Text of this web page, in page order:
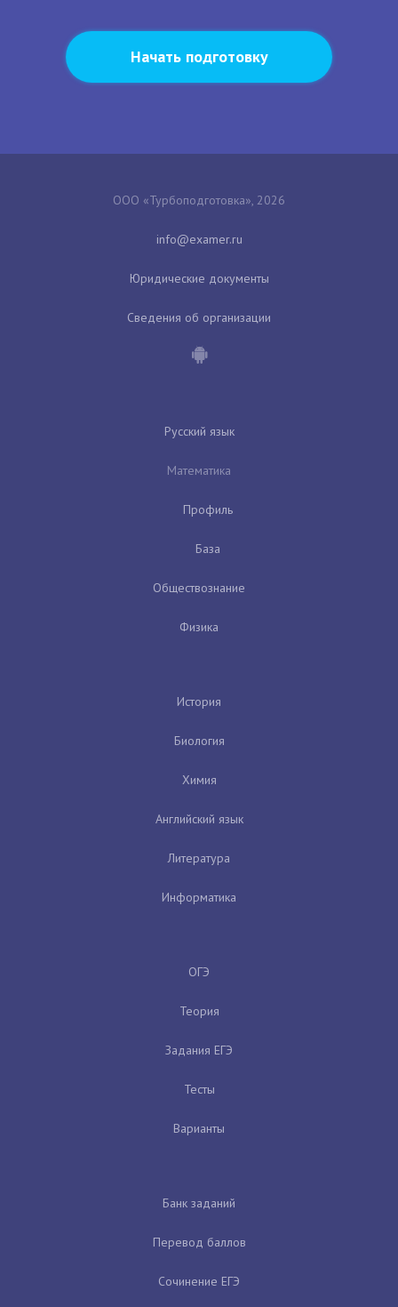
Начать подготовку
ООО «Турбоподготовка», 2026
Юридические документы
Сведения об организации
Русский язык
Математика
Профиль
База
Обществознание
Физика
История
Биология
Химия
Английский язык
Литература
Информатика
ОГЭ
Теория
Задания ЕГЭ
Тесты
Варианты
Банк заданий
Перевод баллов
Сочинение ЕГЭ